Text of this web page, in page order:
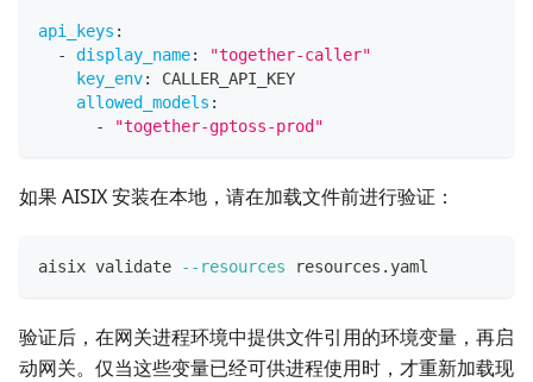
api_keys :
-
display_name:
"together-caller"
key_env:
CALLER_API_KEY
allowed_models :
-
"together-gptoss-prod"
如果 AISIX 安装在本地，请在加载文件前进行验证：
aisix validate --resources resources.yaml
验证后，在网关进程环境中提供文件引用的环境变量，再启
动网关。仅当这些变量已经可供进程使用时，才重新加载现